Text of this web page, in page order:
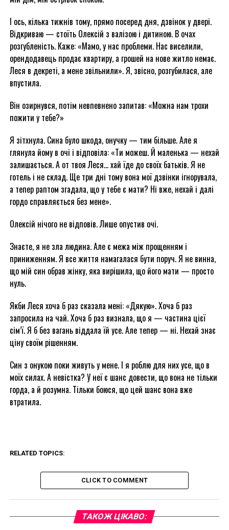
І ось, кілька тижнів тому, прямо посеред дня, дзвінок у двері.
Відкриваю — стоїть Олексій з валізою і дитиною. В очах
розгубленість. Каже: «Мамо, у нас проблеми. Нас виселили,
орендодавець продає квартиру, а грошей на нове житло немає.
Леся в декреті, а мене звільнили». Я, звісно, розгубилася, але
впустила.
Він озирнувся, потім невпевнено запитав: «Можна нам трохи
пожити у тебе?»
Я зітхнула. Сина було шкода, онучку — тим більше. Але я
глянула йому в очі і відповіла: «Ти можеш. Й маленька — нехай
залишається. А от твоя Леся… хай їде до своїх батьків. Я не
готель і не склад. Ще три дні тому вона мої дзвінки ігнорувала,
а тепер раптом згадала, що у тебе є мати? Ні вже, нехай і далі
гордо справляється без мене».
Олексій нічого не відповів. Лише опустив очі.
Знаєте, я не зла людина. Але є межа між прощенням і
приниженням. Я все життя намагалася бути поруч. Я не винна,
що мій син обрав жінку, яка вирішила, що його мати — просто
нуль.
Якби Леся хоча б раз сказала мені: «Дякую». Хоча б раз
запросила на чай. Хоча б раз визнала, що я — частина цієї
сім’ї. Я б без вагань віддала їй усе. Але тепер — ні. Нехай знає
ціну своїм рішенням.
Син з онукою поки живуть у мене. І я роблю для них усе, що в
моїх силах. А невістка? У неї є шанс довести, що вона не тільки
горда, а й розумна. Тільки боюся, що цей шанс вона вже
втратила.
RELATED TOPICS:
CLICK TO COMMENT
ТАКОЖ ЦІКАВО: